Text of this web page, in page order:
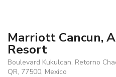
Marriott Cancun,
Resort
Boulevard Kukulcan, Retorno
QR, 77500, Mexico